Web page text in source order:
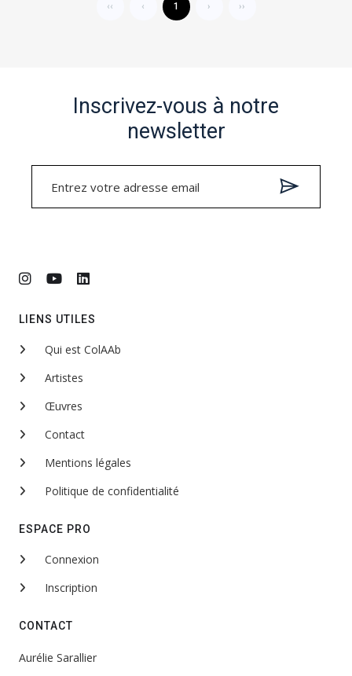
‹‹ ‹ 1 › ››
Inscrivez-vous à notre
newsletter
LIENS UTILES
Qui est ColAAb
Artistes
Œuvres
Contact
Mentions légales
Politique de confidentialité
ESPACE PRO
Connexion
Inscription
CONTACT
Aurélie Sarallier